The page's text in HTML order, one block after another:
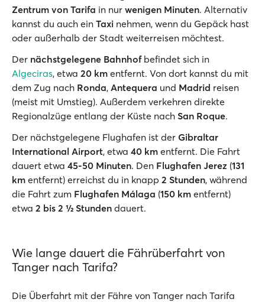
Zentrum von Tarifa in nur wenigen Minuten. Alternativ
kannst du auch ein Taxi nehmen, wenn du Gepäck hast
oder außerhalb der Stadt weiterreisen möchtest.
Der nächstgelegene Bahnhofbefindet sich in
Algeciras, etwa 20 km entfernt. Von dort kannst du mit
dem Zug nach Ronda, Antequera und Madrid reisen
(meist mit Umstieg). Außerdem verkehren direkte
Regionalzüge entlang der Küste nach San Roque.
Der nächstgelegene Flughafen ist der Gibraltar
International Airport, etwa 40 km entfernt. Die Fahrt
dauert etwa 45-50 Minuten. Den Flughafen Jerez (131
km entfernt) erreichst du in knapp 2 Stunden, während
die Fahrt zum Flughafen Málaga (150 km entfernt)
etwa 2 bis 2 ½ Stunden dauert.
Wie lange dauert die Fährüberfahrt von
Tanger nach Tarifa?
Die Überfahrt mit der Fähre von Tanger nach Tarifa